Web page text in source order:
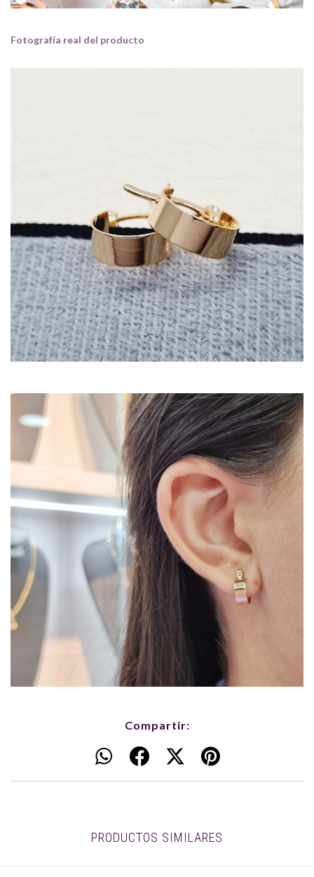
Fotografía real del producto
Compartir:
PRODUCTOS SIMILARES